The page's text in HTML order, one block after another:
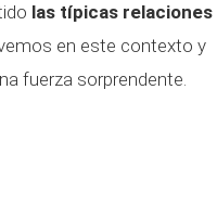
las típicas relaciones
en este contexto y
fuerza sorprendente.